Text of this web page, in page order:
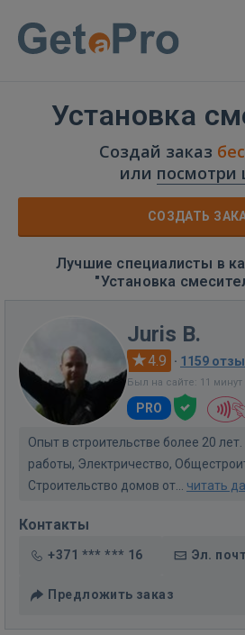
Установка
Создай заказ
или посмотри
СОЗДАТЬ
Лучшие специалисты в
"Установка
Juris B.
4.9 · 1159
Был на сайте: 11 минут
PRO
Опыт в строительстве более 20
работы, Электричество,
Строительство домов от... читать
Контакты
+371 *** *** 16 Эл.
Предложить заказ